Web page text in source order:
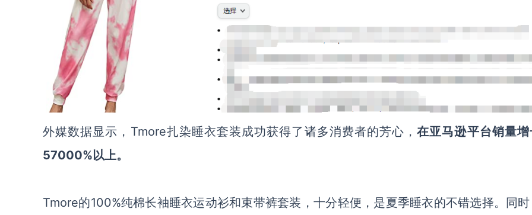
外媒数据显示， Tmore扎染睡衣套装成功获得了诸多消费者的芳心，在亚马逊平台销量增
57000%以上。
Tmore的100%纯棉长袖睡衣运动衫和束带裤套装，十分轻便，是夏季睡衣的不错选择。同